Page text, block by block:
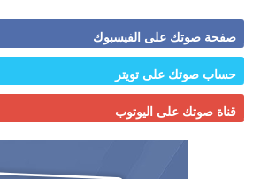
صفحة صوتك على الفيسبوك
حساب صوتك على تويتر
قناة صوتك على اليوتوب